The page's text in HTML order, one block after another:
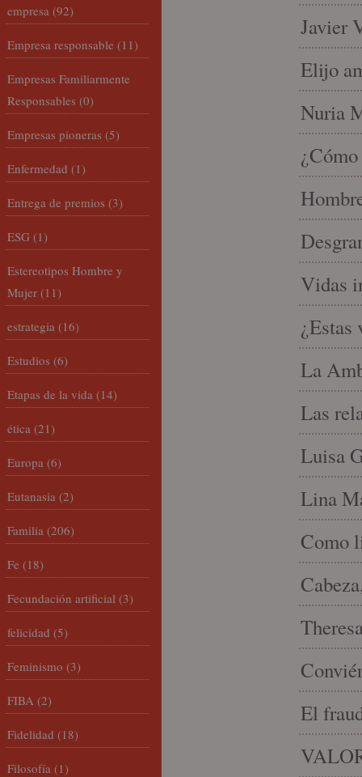
Javier
Elijo
Nuria
Vidas
¿Estas
La
Las
Luisa
Lina
Como
El
empresa (92)
Empresa responsable (11)
Empresas Familiarmente
Responsables (0)
Empresas pioneras (5)
Enfermedad (1)
Entrega de premios (3)
ESG (1)
Estereotipos Hombre y
Mujer (11)
estrategia (16)
Estudios (6)
Etapas de la vida (14)
ética (21)
Europa (6)
Eutanasia (2)
Familia (206)
Fe (18)
Fecundación artificial (3)
felicidad (5)
Feminismo (3)
FIBA (2)
Fidelidad (18)
Filosofía (1)